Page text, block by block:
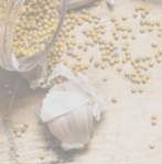
P
a
s
e
r